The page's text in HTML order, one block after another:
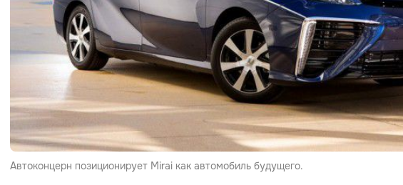
Автоконцерн позиционирует Mirai как автомобиль будущего.